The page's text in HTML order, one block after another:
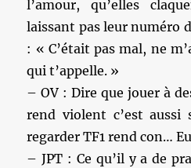
l’amour, qu’elles
laissant pas leur numéro
: « C’était pas mal, ne
qui t’appelle. »
– OV : Dire que jouer à
rend violent c’est aussi
regarder TF1 rend con…
– JPT : Ce qu’il y a de